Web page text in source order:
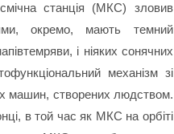
станція (МКС) зловив
окремо, мають темний
і ніяких сонячних
механізм зі
машин, створених людством.
в той час як МКС на орбіті